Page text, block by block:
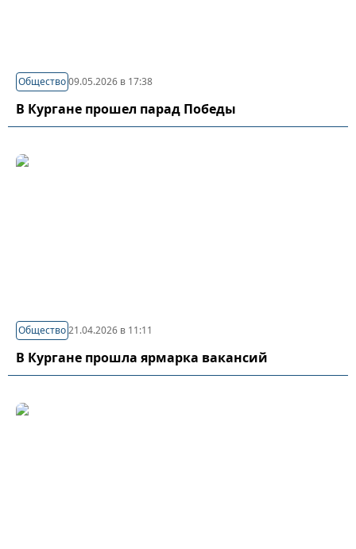
Общество09.05.2026 в 17:38
В Кургане прошел парад Победы
Общество21.04.2026 в 11:11
В Кургане прошла ярмарка вакансий